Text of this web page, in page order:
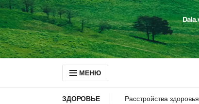
МЕНЮ
ЗДОРОВЬЕ Расстройства здоровья